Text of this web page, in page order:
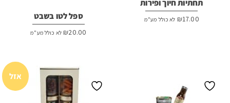
תחתיות חיוך ופירות
₪17.00 לא כולל מע"מ ספל לטו בשבט
₪20.00 לא כולל מע"מ
אזל